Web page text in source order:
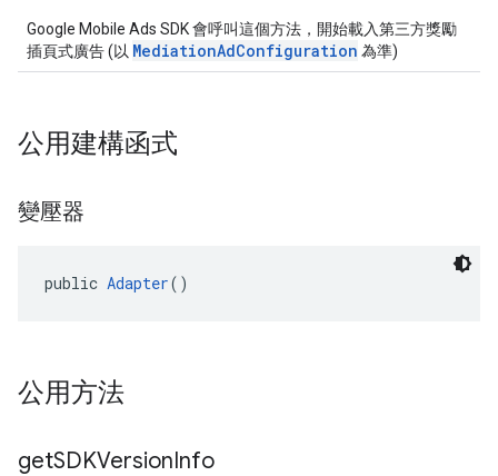
Google Mobile Ads SDK 會呼叫這個方法，開始載入第三方獎勵
插頁式廣告 (以 MediationAdConfiguration 為準)
公用建構函式
變壓器
public Adapter()
公用方法
getSDKVersionInfo